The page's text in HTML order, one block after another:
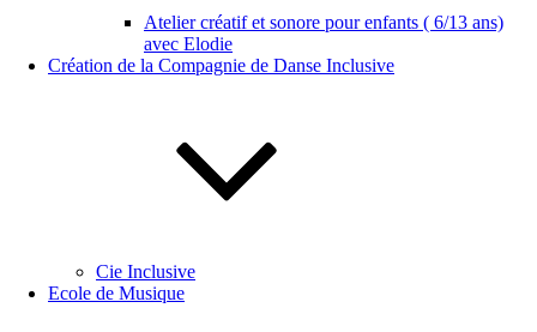
Atelier créatif et sonore pour enfants ( 6/13 ans)
avec Elodie
Création de la Compagnie de Danse Inclusive
Cie Inclusive
Ecole de Musique